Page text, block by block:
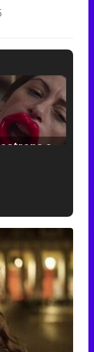
'120 Minutos' celebra sus 2.000 programas en Telemadrid con un vídeo del día a día en la redacción
Tráiler de '33 días', la nueva serie de Atresplayer con Julián Villagrán y José Manuel Poga